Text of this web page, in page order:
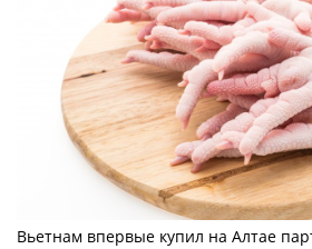
Вьетнам впервые купил на Алтае